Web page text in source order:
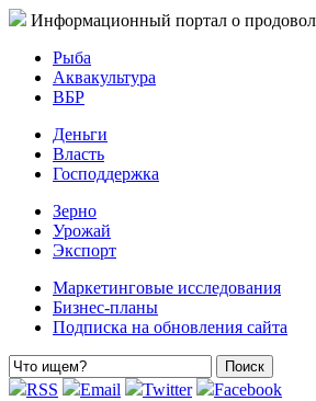
Информационный портал о
Рыба
Аквакультура
ВБР
Деньги
Власть
Господдержка
Зерно
Урожай
Экспорт
Маркетинговые исследования
Бизнес-планы
Подписка на обновления сайта
RSS Email Twitter Facebook